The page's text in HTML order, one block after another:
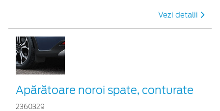
Vezi detalii
Apărătoare noroi spate, conturate
2360329